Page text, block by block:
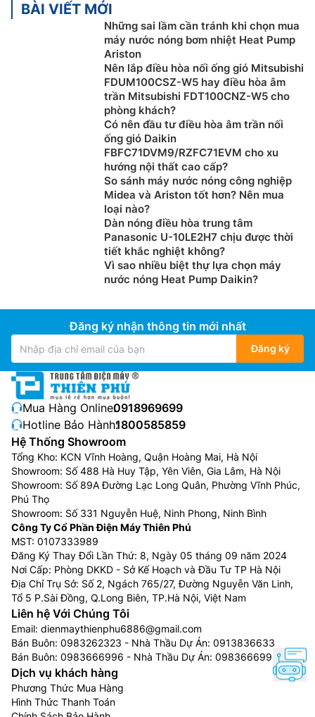
BÀI VIẾT MỚI
Những sai lầm cần tránh khi chọn mua
máy nước nóng bơm nhiệt Heat Pump
Ariston
Nên lắp điều hòa nối ống gió Mitsubishi
FDUM100CSZ-W5 hay điều hòa âm
trần Mitsubishi FDT100CNZ-W5 cho
phòng khách?
Có nên đầu tư điều hòa âm trần nối
ống gió Daikin
FBFC71DVM9/RZFC71EVM cho xu
hướng nội thất cao cấp?
So sánh máy nước nóng công nghiệp
Midea và Ariston tốt hơn? Nên mua
loại nào?
Dàn nóng điều hòa trung tâm
Panasonic U-10LE2H7 chịu được thời
tiết khắc nghiệt không?
Vì sao nhiều biệt thự lựa chọn máy
nước nóng Heat Pump Daikin?
Đăng ký nhận thông tin mới nhất
Đăng ký
Mua Hàng Online:0918969699
Hotline Bảo Hành:1800585859
Hệ Thống Showroom
Tổng Kho: KCN Vĩnh Hoàng, Quận Hoàng Mai, Hà Nội
Showroom: Số 488 Hà Huy Tập, Yên Viên, Gia Lâm, Hà Nội
Showroom: Số 89A Đường Lạc Long Quân, Phường Vĩnh Phúc,
Phú Thọ
Showroom: Số 331 Nguyễn Huệ, Ninh Phong, Ninh Bình
Công Ty Cổ Phần Điện Máy Thiên Phú
MST: 0107333989
Đăng Ký Thay Đổi Lần Thứ: 8, Ngày 05 tháng 09 năm 2024
Nơi Cấp: Phòng DKKD - Sở Kế Hoạch và Đầu Tư TP Hà Nội
Địa Chỉ Trụ Sở: Số 2, Ngách 765/27, Đường Nguyễn Văn Linh,
Tổ 5 P.Sài Đồng, Q.Long Biên, TP.Hà Nội, Việt Nam
Liên hệ Với Chúng Tôi
Email: dienmaythienphu6886@gmail.com
Bán Buôn: 0983262323 - Nhà Thầu Dự Án: 0913836633
Bán Buôn: 0983666996 - Nhà Thầu Dự Án: 0983666996
Dịch vụ khách hàng
Phương Thức Mua Hàng
Hình Thức Thanh Toán